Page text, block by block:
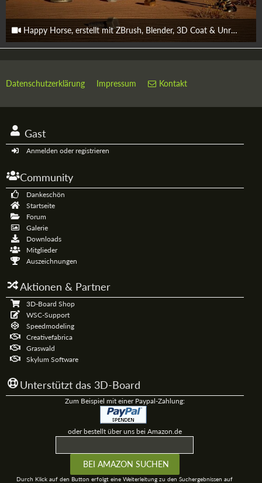
Happy Horse, erstellt mit ZBrush, Blender, 3D Coat & Unreal Engine 5
31. Mai 2026
Datenschutzerklärung Impressum Kontakt
Gast
Anmelden oder registrieren
Community
Dankeschön
Startseite
Forum
Galerie
Downloads
Mitglieder
Auszeichnungen
Aktionen & Partner
3D-Board Shop
WSC-Support
Speedmodeling
Creativefabrica
Graswald
Skylum Software
Unterstützt das 3D-Board
Zum Beispiel mit einer Paypal-Zahlung:
oder bestellt über uns bei Amazon.de
Durch Klick auf den Button erfolgt eine Weiterleitung zu den Suchergebnissen auf